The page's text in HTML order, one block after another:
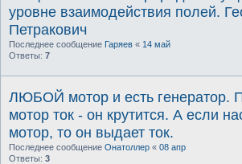
уровне взаимодействия полей.
Петракович
Последнее сообщение Гаряев « 14 май
Ответы: 7
ЛЮБОЙ мотор и есть генератор.
мотор ток - он крутится. А если
мотор, то он выдает ток.
Последнее сообщение Онатоллер « 08 апр
Ответы: 3